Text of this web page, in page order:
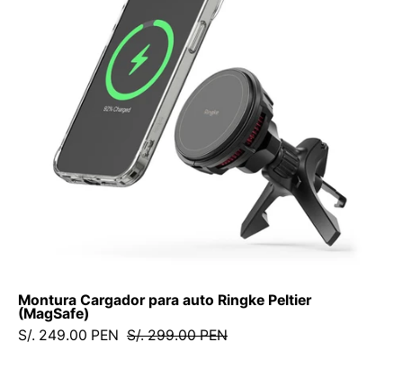
Ringke
Peltier
-
Cables
y
Cargadores10
/
MARPMG
Montura Cargador para auto Ringke Peltier
(MagSafe)
S/. 249.00 PEN S/. 299.00 PEN